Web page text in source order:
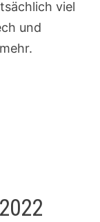
viel
und